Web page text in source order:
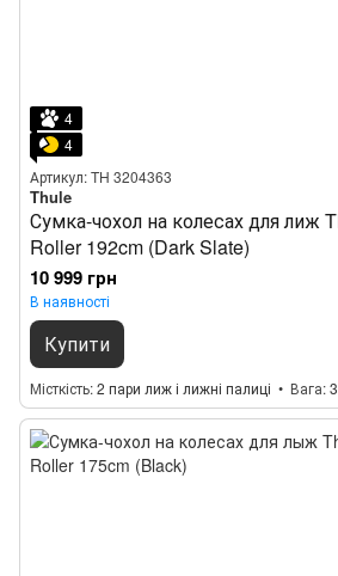
4
4
Артикул: TH 3204363
Thule
Сумка-чохол на колесах для лиж
Roller 192cm (Dark Slate)
10 999 грн
В наявності
Купити
Місткість 2 пари лиж і лижні палиці Вага